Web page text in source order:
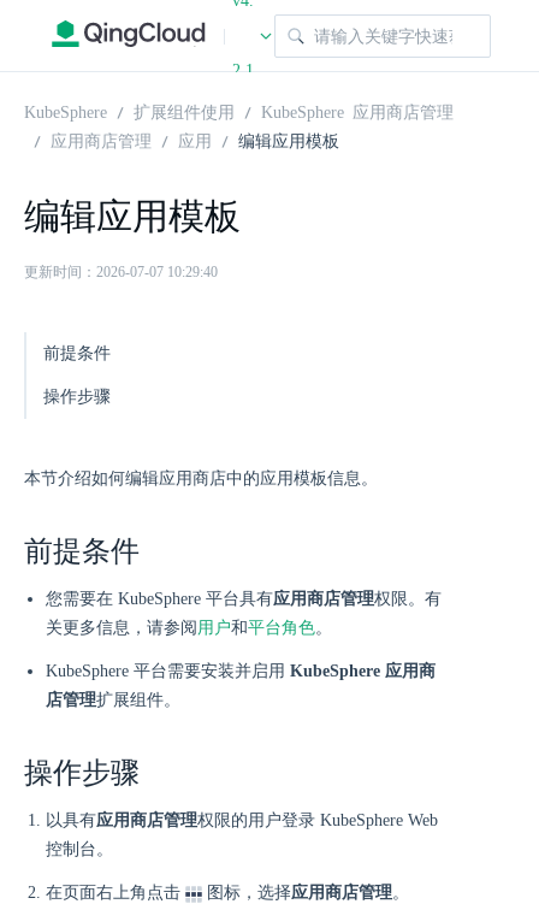
|
2.1
KubeSphere 扩展组件使用
KubeSphere 应用商店管理
应用商店管理
应用 编辑应用模板
编辑应用模板
更新时间：2026-07-07 10:29:40
前提条件
操作步骤
本节介绍如何编辑应用商店中的应用模板信息。
前提条件
您需要在 KubeSphere 平台具有应用商店管理权限。有
关更多信息，请参阅 用户和平台角色。
KubeSphere 平台需要安装并启用 KubeSphere 应用商
店管理扩展组件。
操作步骤
以具有应用商店管理权限的用户登录 KubeSphere Web
控制台。
在页面右上角点击 图标，选择应用商店管理。